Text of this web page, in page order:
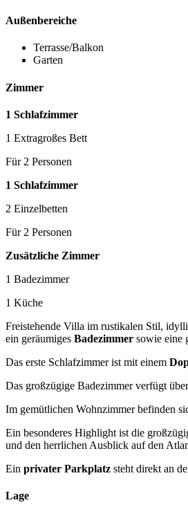
Außenbereiche
Terrasse/Balkon
Garten
Zimmer
1 Schlafzimmer
1 Extragroßes Bett
Für 2 Personen
1 Schlafzimmer
2 Einzelbetten
Für 2 Personen
Zusätzliche Zimmer
1 Badezimmer
1 Küche
Freistehende Villa im rustikalen Stil,
ein geräumiges Badezimmer sowie eine
Das erste Schlafzimmer ist mit einem
Das großzügige Badezimmer verfügt
Im gemütlichen Wohnzimmer befinden
Ein besonderes Highlight ist die
und den herrlichen Ausblick auf den
Ein privater Parkplatz steht direkt an
Lage